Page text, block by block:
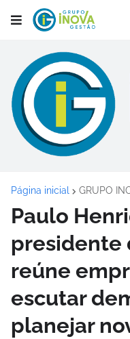
Página inicial GRUPO
Paulo
presidente
reúne
escutar
planejar